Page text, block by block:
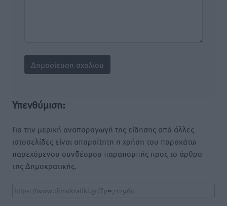
Υπενθύμιση:
Για την μερική αναπαραγωγή της είδησης από άλλες
ιστοσελίδες είναι απαραίτητη η χρήση του παρακάτω
παρεχόμενου συνδέσμου παραπομπής προς το άρθρο
της Δημοκρατικής.